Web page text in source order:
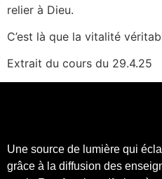
relier à Dieu.
C’est là que la vitalité
Extrait du cours du 29.4.25
Une source de lumière qui
grâce à la diffusion des